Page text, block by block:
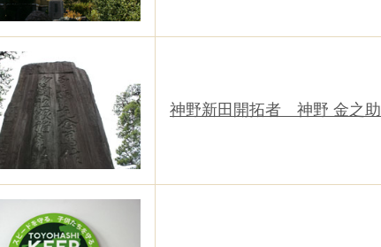
神野新田開拓者 神野 金之助